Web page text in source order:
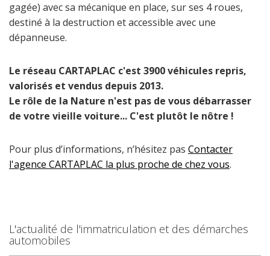
gagée) avec sa mécanique en place, sur ses 4 roues,
destiné à la destruction et accessible avec une
dépanneuse.
Le réseau CARTAPLAC c'est 3900 véhicules repris,
valorisés et vendus depuis 2013.
Le rôle de la Nature n'est pas de vous débarrasser
de votre vieille voiture... C'est plutôt le nôtre !
Pour plus d’informations, n’hésitez pas Contacter
l'agence CARTAPLAC la plus proche de chez vous.
L'actualité de l'immatriculation et des démarches
automobiles